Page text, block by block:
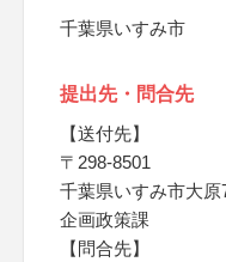
千葉県いすみ市
提出先・問合先
【送付先】
〒298-8501
千葉県いすみ市大原
企画政策課
【問合先】